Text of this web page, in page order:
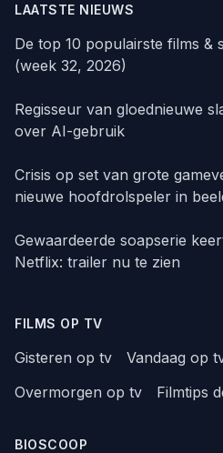
LAATSTE NIEUWS
De top 10 populairste films &
(week 32, 2026)
Regisseur van gloednieuwe
over AI-gebruik
Crisis op set van grote
nieuwe hoofdrolspeler in
Gewaardeerde soapserie
Netflix: trailer nu te zien
FILMS OP TV
Gisteren op tv Vandaag op
Overmorgen op tv
Filmtips
BIOSCOOP